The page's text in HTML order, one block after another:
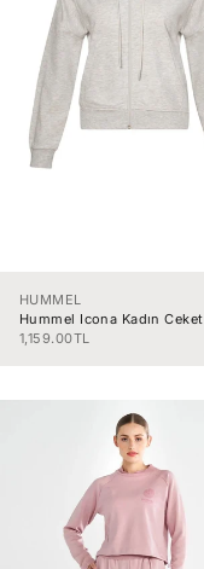
HUMMEL
Hummel Icona Kadın Ceket
921774-9098
İndirimli fiyat
1,159.00TL